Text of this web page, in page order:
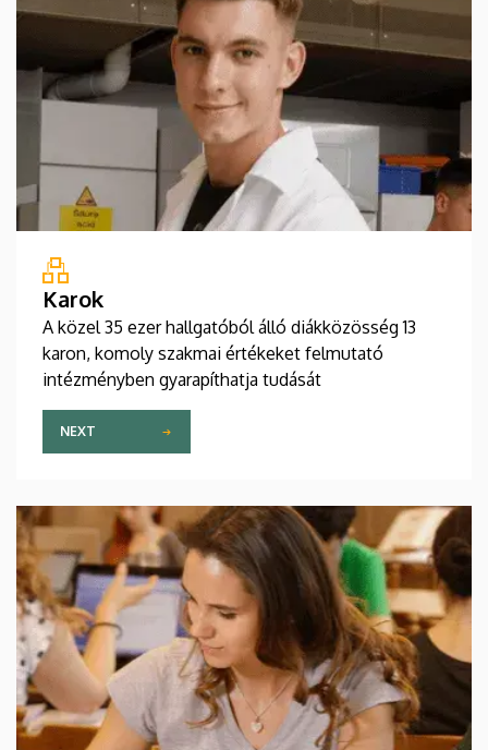
Karok
A közel 35 ezer hallgatóból álló diákközösség 13
karon, komoly szakmai értékeket felmutató
intézményben gyarapíthatja tudását
NEXT